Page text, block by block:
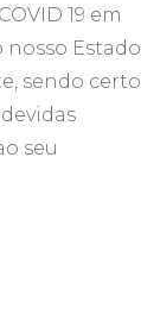
19 em
nosso Estado
sendo certo
seu